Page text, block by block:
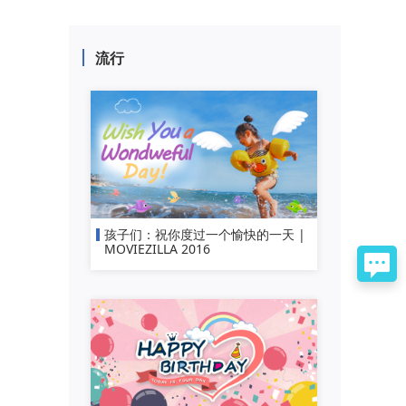
流行
孩子们：祝你度过一个愉快的一天 |
MOVIEZILLA 2016